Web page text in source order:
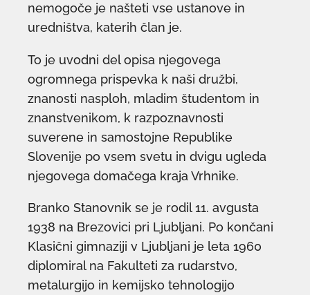
nemogoče je našteti vse ustanove in
uredništva, katerih član je.
To je uvodni del opisa njegovega
ogromnega prispevka k naši družbi,
znanosti nasploh, mladim študentom in
znanstvenikom, k razpoznavnosti
suverene in samostojne Republike
Slovenije po vsem svetu in dvigu ugleda
njegovega domačega kraja Vrhnike.
Branko Stanovnik se je rodil 11. avgusta
1938 na Brezovici pri Ljubljani. Po končani
Klasični gimnaziji v Ljubljani je leta 1960
diplomiral na Fakulteti za rudarstvo,
metalurgijo in kemijsko tehnologijo